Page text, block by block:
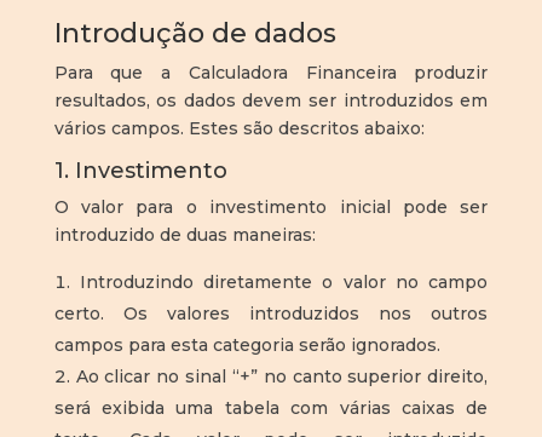
Introdução de dados
Para que a Calculadora Financeira produzir
resultados, os dados devem ser introduzidos em
vários campos. Estes são descritos abaixo:
1. Investimento
O valor para o investimento inicial pode ser
introduzido de duas maneiras:
Introduzindo diretamente o valor no campo
certo. Os valores introduzidos nos outros
campos para esta categoria serão ignorados.
Ao clicar no sinal “+” no canto superior direito,
será exibida uma tabela com várias caixas de